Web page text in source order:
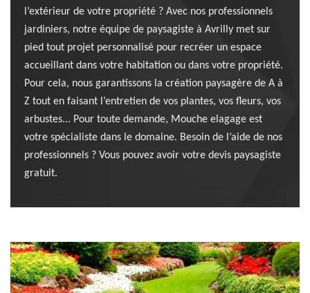
l’extérieur de votre propriété ? Avec nos professionnels
jardiniers, notre équipe de paysagiste à Avrilly met sur
pied tout projet personnalisé pour recréer un espace
accueillant dans votre habitation ou dans votre propriété.
Pour cela, nous garantissons la création paysagère de A à
Z tout en faisant l’entretien de vos plantes, vos fleurs, vos
arbustes... Pour toute demande, Mouche elagage est
votre spécialiste dans le domaine. Besoin de l’aide de nos
professionnels ? Vous pouvez avoir votre devis paysagiste
gratuit.